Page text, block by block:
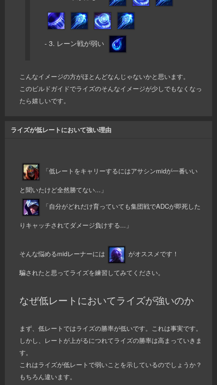
- 3. レーン戦が弱い
こんなイメージの方がほとんどなんじゃないかと思います。
このビルドガイドでライズのそんなイメージが少しでもなくなっ
たら嬉しいです。
ライズが低レートにおいて強い理由
「低レートをキャリーするにはアサシンmidが一番いい
と聞いたけど全然勝てない...」
「自分がどれだけ育っていても集団戦でADCが即死した
りキャッチされてダメージ負けする...」
そんな悩めるmidレーナーには がオススメです！
騙されたと思ってライズを練習してみてください。
なぜ低レートにおいてライズが強いのか
まず、低レートではライズの勝率が低いです。これは事実です。
しかし、レートが上がるにつれてライズの勝率は高まっていきま
す。
これはライズが低レートで弱いことを示しているのでしょうか？
もちろん違います。